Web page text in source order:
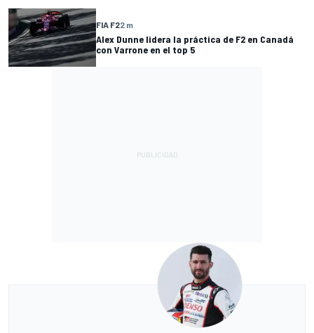
FIA F22 m
Alex Dunne lidera la práctica de F2 en Canadá
con Varrone en el top 5